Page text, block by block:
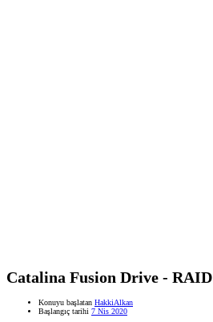
Catalina Fusion Drive - RAID
Konuyu başlatan HakkiAlkan
Başlangıç tarihi 7 Nis 2020